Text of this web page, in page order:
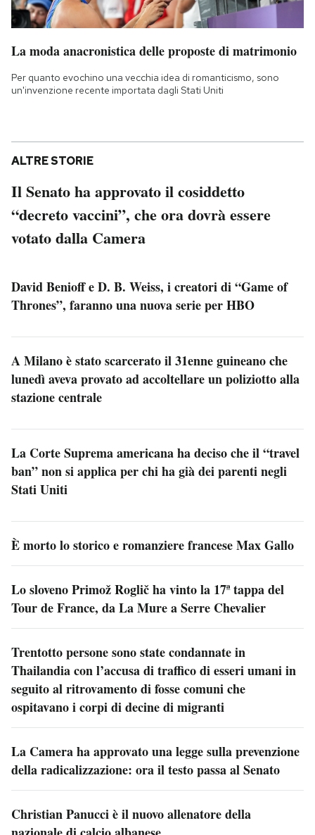
La moda anacronistica delle proposte di matrimonio
Per quanto evochino una vecchia idea di romanticismo, sono
un'invenzione recente importata dagli Stati Uniti
ALTRE STORIE
Il Senato ha approvato il cosiddetto
“decreto vaccini”, che ora dovrà essere
votato dalla Camera
David Benioff e D. B. Weiss, i creatori di “Game of
Thrones”, faranno una nuova serie per HBO
A Milano è stato scarcerato il 31enne guineano che
lunedì aveva provato ad accoltellare un poliziotto alla
stazione centrale
La Corte Suprema americana ha deciso che il “travel
ban” non si applica per chi ha già dei parenti negli
Stati Uniti
È morto lo storico e romanziere francese Max Gallo
Lo sloveno Primož Roglič ha vinto la 17ª tappa del
Tour de France, da La Mure a Serre Chevalier
Trentotto persone sono state condannate in
Thailandia con l’accusa di traffico di esseri umani in
seguito al ritrovamento di fosse comuni che
ospitavano i corpi di decine di migranti
La Camera ha approvato una legge sulla prevenzione
della radicalizzazione: ora il testo passa al Senato
Christian Panucci è il nuovo allenatore della